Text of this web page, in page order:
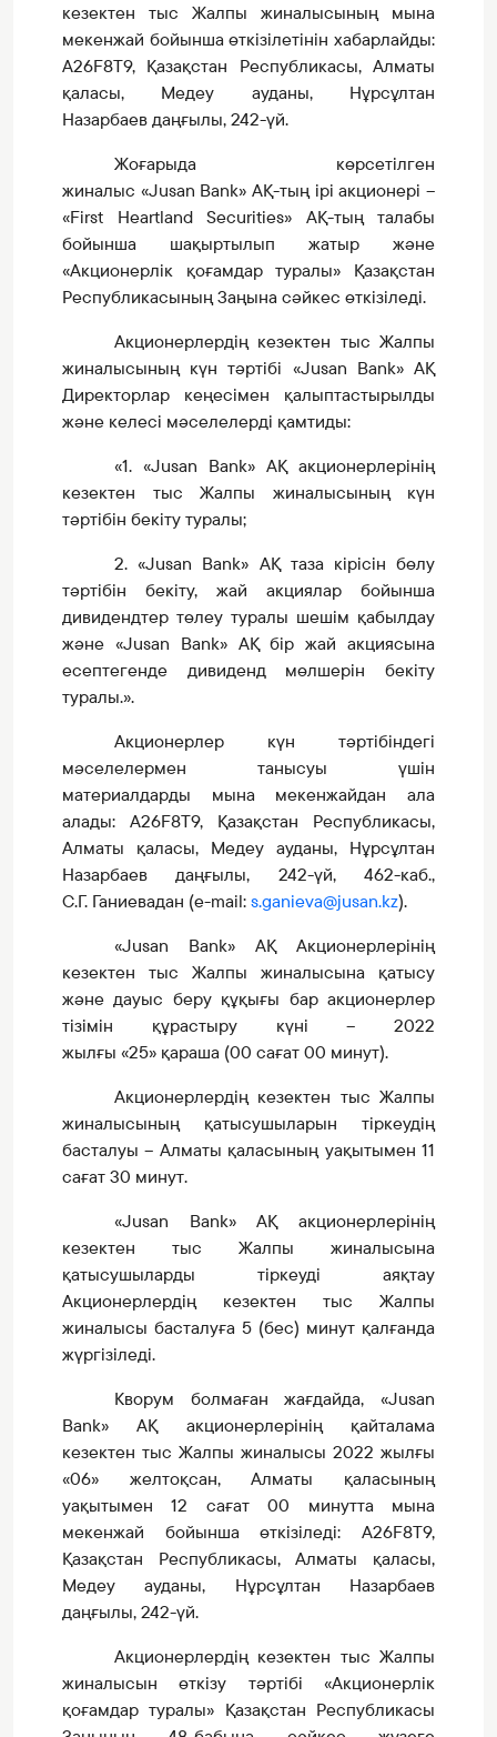
кезектен тыс Жалпы жиналысының мына
мекенжай бойынша өткізілетінін хабарлайды:
A26F8T9, Қазақстан Республикасы,Алматы
қаласы, Медеу ауданы, Нұрсұлтан
Назарбаевдаңғылы, 242-үй.
Жоғарыда көрсетілген
жиналыс «Jusan Bank» АҚ-тың ірі акционері–
«First Heartland Securities» АҚ-тың талабы
бойынша шақыртылып жатыр және
«Акционерлік қоғамдар туралы» Қазақстан
Республикасының Заңына сәйкес өткізіледі.
Акционерлердің кезектен тыс Жалпы
жиналысының күн тәртібі «Jusan Bank» АҚ
Директорлар кеңесімен қалыптастырылды
және келесі мәселелерді қамтиды:
«1. «Jusan Bank» АҚ акционерлерінің
кезектен тыс Жалпы жиналысының күн
тәртібін бекіту туралы;
2. «Jusan Bank» АҚ таза кірісін бөлу
тәртібін бекіту, жай акциялар бойынша
дивидендтер төлеу туралы шешім қабылдау
және «Jusan Bank» АҚ бір жай акциясына
есептегенде дивиденд мөлшерін бекіту
туралы.».
Акционерлер күн тәртібіндегі
мәселелермен танысуы үшін
материалдарды мына мекенжайдан ала
алады: A26F8T9, Қазақстан Республикасы,
Алматы қаласы, Медеу ауданы, Нұрсұлтан
Назарбаев даңғылы, 242-үй, 462-каб.,
С.Г. Ганиевадан (e-mail:s.ganieva@jusan.kz).
«Jusan Bank»АҚ Акционерлерінің
кезектен тыс
Жалпы жиналысына қатысу
және дауыс беру құқығы бар акционерлер
тізімін құрастыру күні– 2022
жылғы «25» қараша (00 сағат00 минут).
Акционерлердің кезектен тыс Жалпы
жиналысының қатысушыларын тіркеудің
басталуы– Алматы қаласының уақытымен 11
сағат 30 минут.
«Jusan Bank» АҚ акционерлерінің
кезектен тыс Жалпы жиналысына
қатысушыларды тіркеуді аяқтау
Акционерлердің кезектен тыс Жалпы
жиналысы басталуға 5 (бес) минут қалғанда
жүргізіледі.
Кворум болмаған жағдайда, «Jusan
Bank» АҚ акционерлерінің қайталама
кезектен тыс Жалпы жиналысы 2022 жылғы
«06» желтоқсан, Алматы қаласының
уақытымен 12 сағат 00 минутта мына
мекенжай бойынша өткізіледі: A26F8T9,
Қазақстан Республикасы, Алматы қаласы,
Медеу ауданы, Нұрсұлтан Назарбаев
даңғылы, 242-үй.
Акционерлердің кезектен тыс Жалпы
жиналысын өткізу тәртібі «Акционерлік
қоғамдар туралы» Қазақстан Республикасы